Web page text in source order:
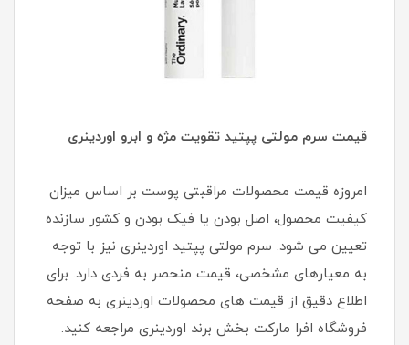
قیمت سرم مولتی پپتید تقویت مژه و ابرو اوردینری
امروزه قیمت محصولات مراقبتی پوست بر اساس میزان
کیفیت محصول، اصل بودن یا فیک بودن و کشور سازنده
تعیین می شود. سرم مولتی پپتید اوردینری نیز با توجه
به معیارهای مشخصی، قیمت منحصر به فردی دارد. برای
اطلاع دقیق از قیمت های محصولات اوردینری به صفحه
فروشگاه افرا مارکت بخش برند اوردینری مراجعه کنید.